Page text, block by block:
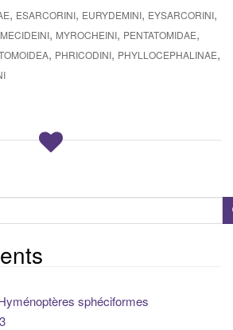
, ESARCORINI, EURYDEMINI, EYSARCORINI,
MECIDEINI, MYROCHEINI, PENTATOMIDAE,
, PHRICODINI, PHYLLOCEPHALINAE,
sphéciformes